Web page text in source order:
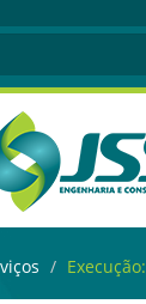
Execução: